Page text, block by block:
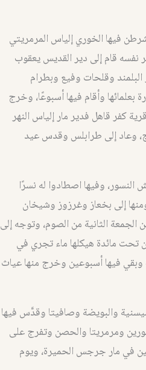
فيها الخوري إلياس المرمريتي
نفسه قام إلى دير القديس يعقوب
وقلحات وفيع وبطرام
بعلمائها وأقام فيها أسبوعًا، وخرج
كفر قاهل فدير مار إلياس النهر
وعاد إلى طرابلس وقدس عيد
وفيها اصطادوا له نسرًا
إلى بخعاز وغرزوز وشيخان
الثانية من الصوم، وتوجه إلى
تحت مائدة هيكلها ماء تجري في
فيها أسبوعين وخرج منها عياث
والبويضة وصافيتا وقدَّس فيها
ومرمريتا والحصن وتفرج على
في مار جرجس الحميرة، ويوم